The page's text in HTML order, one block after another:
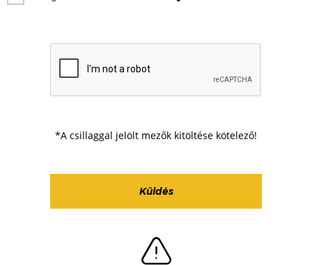
*A csillaggal jelölt mezők kitöltése kötelező!